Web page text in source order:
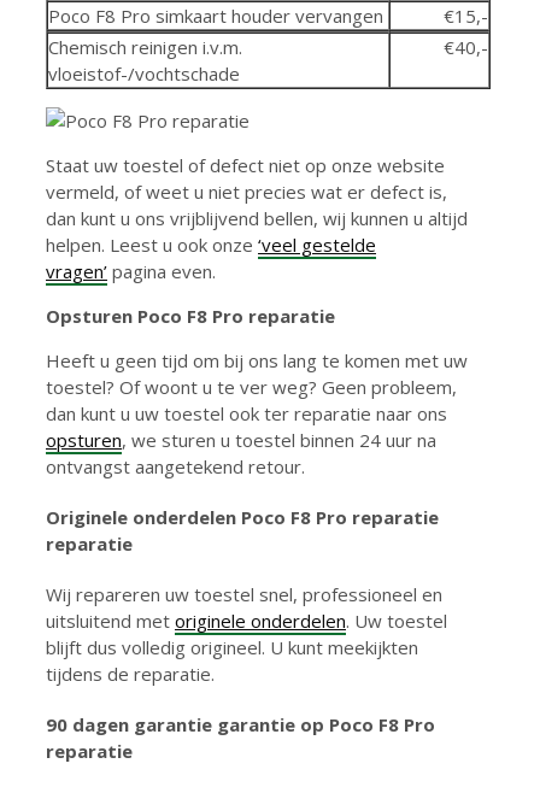
Poco F8 Pro simkaart houder vervangen
€15,-
Chemisch reinigen i.v.m.
vloeistof-/vochtschade
€40,-
Staat uw toestel of defect niet op onze website
vermeld, of weet u niet precies wat er defect is,
dan kunt u ons vrijblijvend bellen, wij kunnen u altijd
helpen. Leest u ook onze ‘veel gestelde
vragen’ pagina even.
Opsturen Poco F8 Pro reparatie
Heeft u geen tijd om bij ons lang te komen met uw
toestel? Of woont u te ver weg? Geen probleem,
dan kunt u uw toestel ook ter reparatie naar ons
opsturen, we sturen u toestel binnen 24 uur na
ontvangst aangetekend retour.
Originele onderdelen Poco F8 Pro reparatie
reparatie
Wij repareren uw toestel snel, professioneel en
uitsluitend met originele onderdelen. Uw toestel
blijft dus volledig origineel. U kunt meekijkten
tijdens de reparatie.
90 dagen garantie garantie op Poco F8 Pro
reparatie